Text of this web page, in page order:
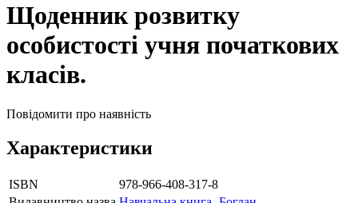
Щоденник розвитку
особистості учня початкових
класів.
Повідомити про наявність
Характеристики
ISBN
978-966-408-317-8